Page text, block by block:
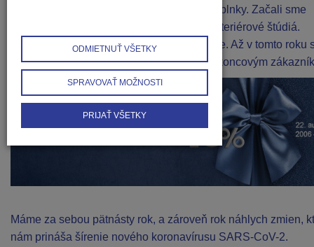
sme sa zamerali na podlahové profily a doplnky. Začali sme
zásobovať predajne podláh, stavebniny, interiérové štúdiá.
Prirodzene sme podnikali vo veľkoobchode. Až v tomto roku
sa naplno otvorili aj maloobchodu, a teda koncovým
Máme za sebou pätnásty rok, a zároveň rok náhlych zmien,
nám prináša šírenie nového koronavírusu SARS-CoV-2.
ODMIETNUŤ VŠETKY
SPRAVOVAŤ MOŽNOSTI
PRIJAŤ VŠETKY